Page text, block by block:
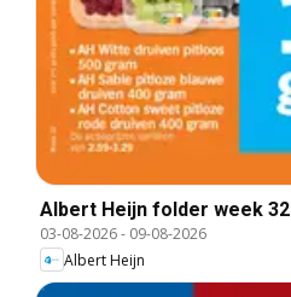
Albert Heijn folder week 32
03-08-2026- 09-08-2026
Albert Heijn